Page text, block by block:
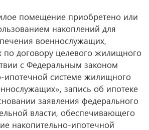
помещение приобретено или
накоплений для
военнослужащих,
по договору целевого жилищного
с Федеральным законом
ипотечной системе жилищного
запись об ипотеке
заявления федерального
власти, обеспечивающего
накопительно-ипотечной